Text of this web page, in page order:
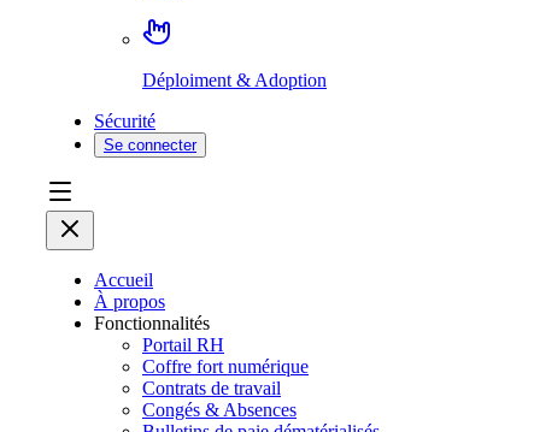
Déploiment & Adoption
Sécurité
Se connecter
Accueil
À propos
Fonctionnalités
Portail RH
Coffre fort numérique
Contrats de travail
Congés & Absences